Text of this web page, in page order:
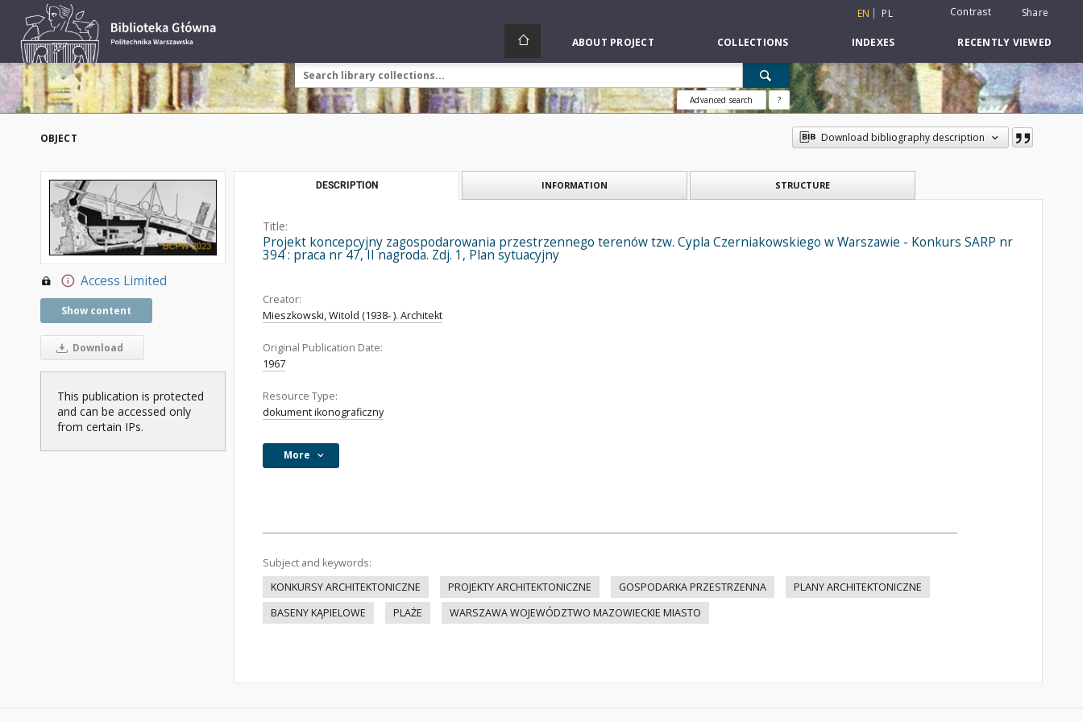
EN PL Contrast Share
ABOUT PROJECT COLLECTIONS INDEXES RECENTLY VIEWED
Advanced search ?
OBJECT Download bibliography description
Access Limited
Show content
Download
This publication is protected
and can be accessed only
from certain IPs.
DESCRIPTION INFORMATION STRUCTURE
Title:
Projekt koncepcyjny zagospodarowania przestrzennego terenów tzw. Cypla Czerniakowskiego w Warszawie - Konkurs SARP nr
394 : praca nr 47, II nagroda. Zdj. 1, Plan sytuacyjny
Creator:
Mieszkowski, Witold (1938- ). Architekt
Original Publication Date:
1967
Resource Type:
dokument ikonograficzny
More
Subject and keywords:
KONKURSY ARCHITEKTONICZNE
PROJEKTY ARCHITEKTONICZNE GOSPODARKA PRZESTRZENNA
PLANY ARCHITEKTONICZNE
BASENY KĄPIELOWE
PLAŻE WARSZAWA WOJEWÓDZTWO MAZOWIECKIE MIASTO